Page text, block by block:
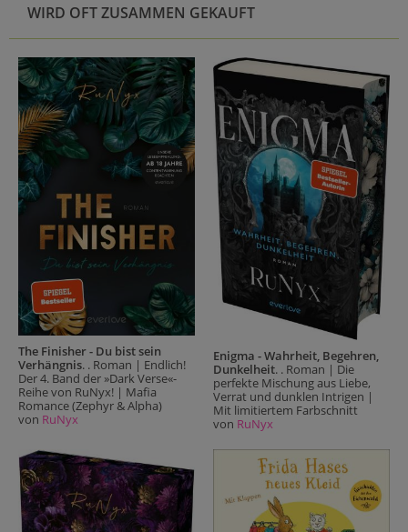
WIRD OFT ZUSAMMEN GEKAUFT
The Finisher - Du bist sein
Verhängnis. . Roman | Endlich!
Der 4. Band der »Dark Verse«-
Reihe von RuNyx! | Mafia
Romance (Zephyr & Alpha)
von RuNyx
Enigma - Wahrheit, Begehren,
Dunkelheit. . Roman | Die
perfekte Mischung aus Liebe,
Verrat und dunklen Intrigen |
Mit limitiertem Farbschnitt
von RuNyx